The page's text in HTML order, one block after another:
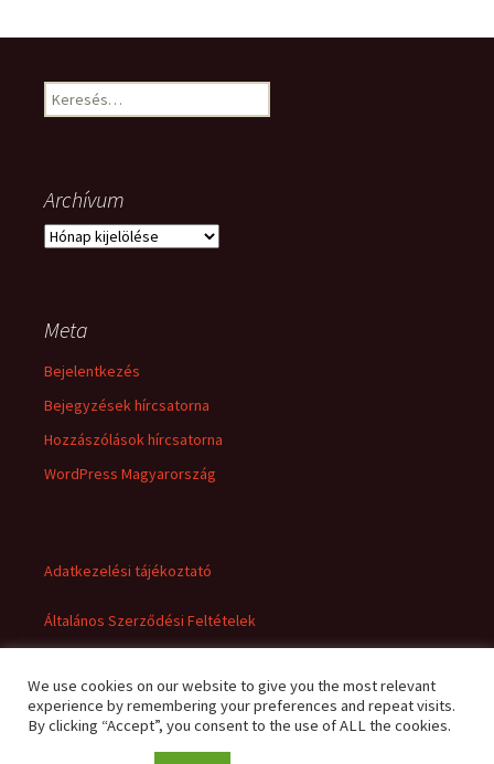
Keresés:
Archívum
Archívum
Meta
Bejelentkezés
Bejegyzések hírcsatorna
Hozzászólások hírcsatorna
WordPress Magyarország
Adatkezelési tájékoztató
Általános Szerződési Feltételek
We use cookies on our website to give you the most relevant
experience by remembering your preferences and repeat visits.
By clicking “Accept”, you consent to the use of ALL the cookies.